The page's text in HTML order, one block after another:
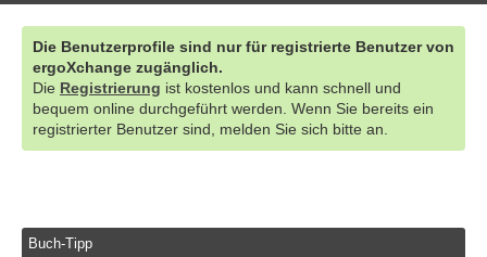
Die Benutzerprofile sind nur für registrierte Benutzer von
ergoXchange zugänglich.
Die Registrierung ist kostenlos und kann schnell und
bequem online durchgeführt werden. Wenn Sie bereits ein
registrierter Benutzer sind, melden Sie sich bitte an.
Buch-Tipp